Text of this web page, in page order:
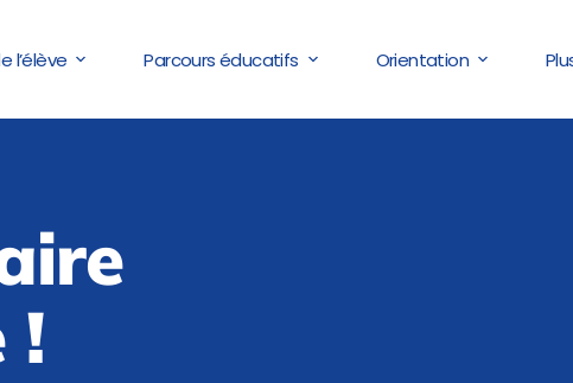
l’élève Parcours éducatifs Orientation
!